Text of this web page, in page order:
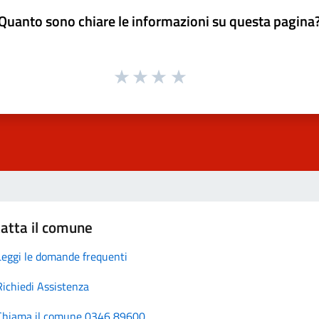
sono chiare le informazioni su questa
il comune
le domande frequenti
Assistenza